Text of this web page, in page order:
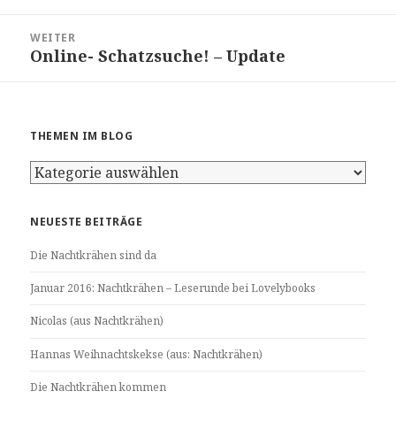
WEITER
Nächster
Online- Schatzsuche! – Update
THEMEN IM BLOG
Themen
im
NEUESTE BEITRÄGE
Die Nachtkrähen sind da
Januar 2016: Nachtkrähen – Leserunde bei Lovelybooks
Nicolas (aus Nachtkrähen)
Hannas Weihnachtskekse (aus: Nachtkrähen)
Die Nachtkrähen kommen